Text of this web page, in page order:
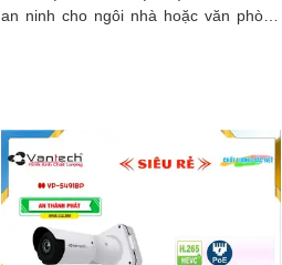
an ninh cho ngôi nhà hoặc văn phòng